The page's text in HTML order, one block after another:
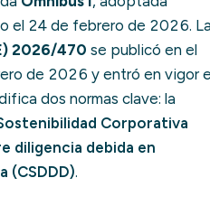
el 24 de febrero de 2026.
2026/470 se publicó en el
de 2026 y entró en vigor
dos normas clave: la
Corporativa
diligencia debida en
(CSDDD).